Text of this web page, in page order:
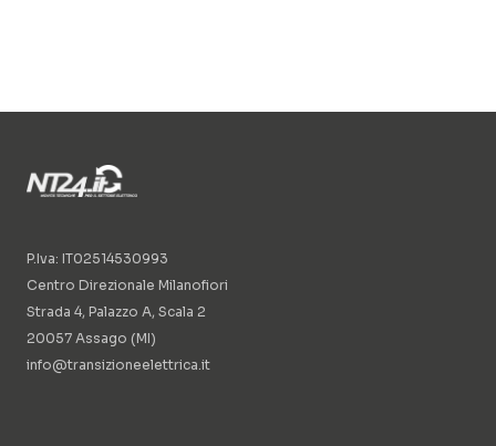
P.Iva: IT02514530993
Centro Direzionale Milanofiori
Strada 4, Palazzo A, Scala 2
20057 Assago (MI)
info@transizioneelettrica.it